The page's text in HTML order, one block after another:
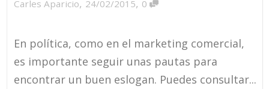
Carles Aparicio, 24/02/2015, 0
En política, como en el marketing comercial,
es importante seguir unas pautas para
encontrar un buen eslogan. Puedes consultar...